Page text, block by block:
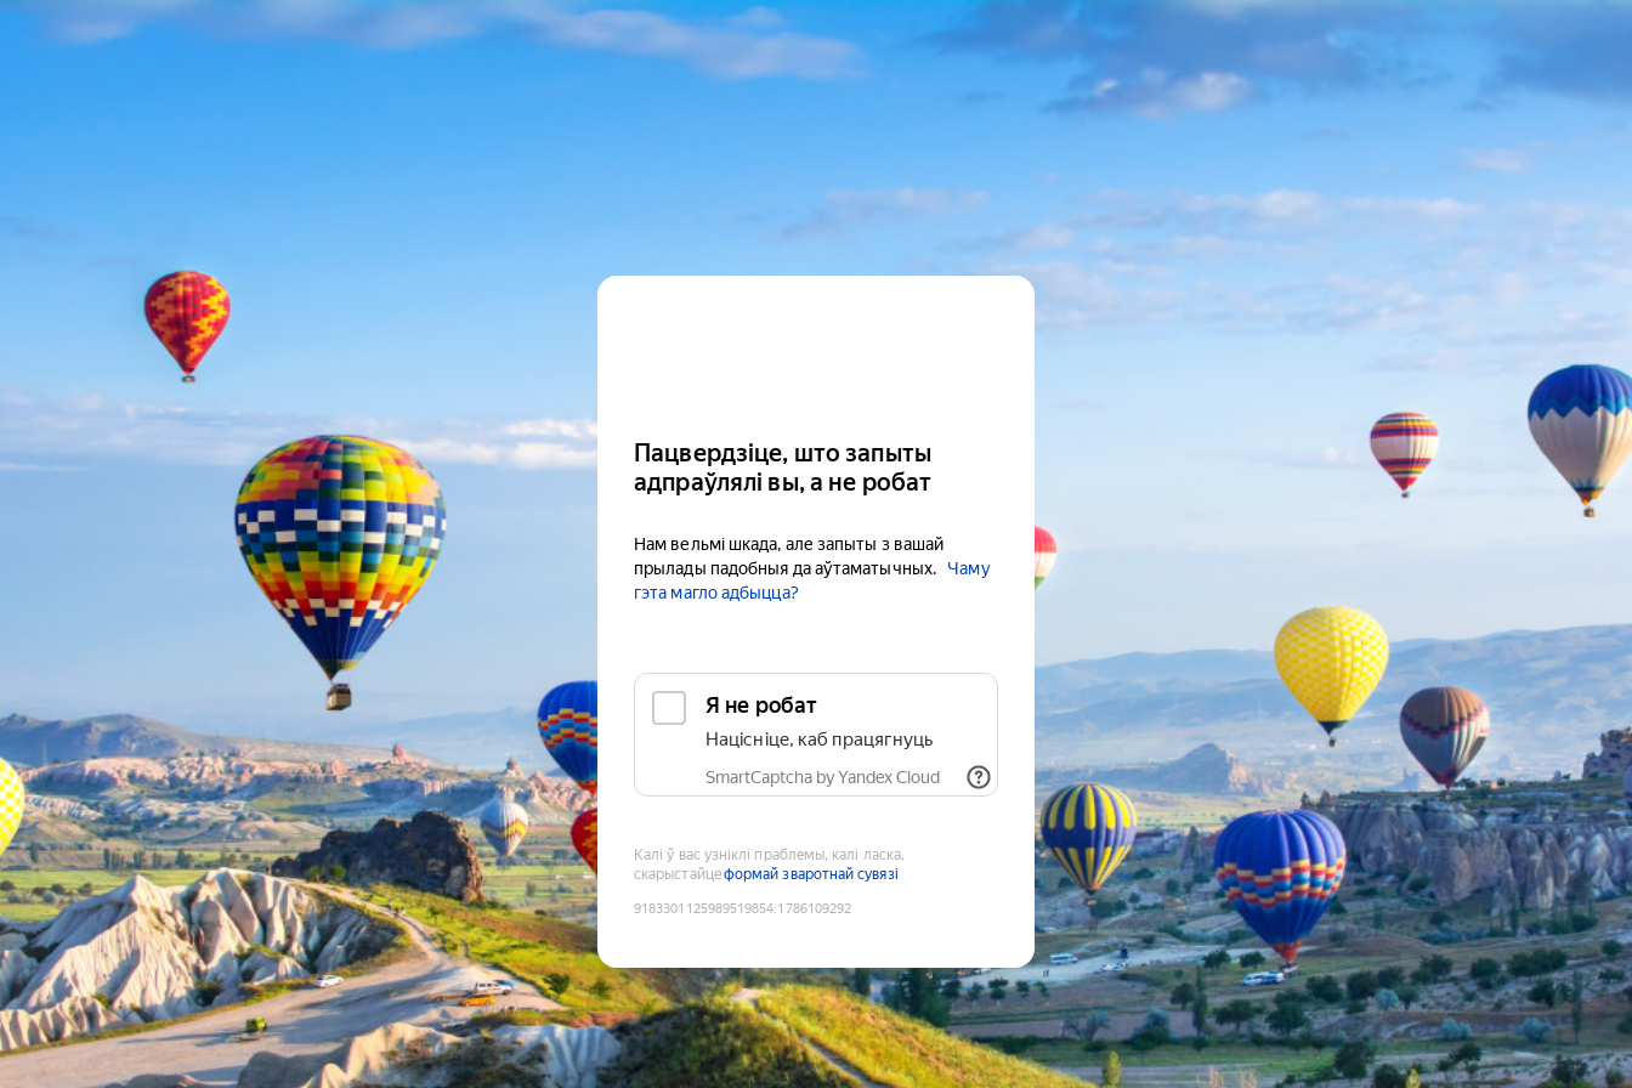
Пацвердзіце, што запыты
адпраўлялі вы, а не робат
Нам вельмі шкада, але запыты з вашай
прылады падобныя да аўтаматычных.
Чаму
гэта магло адбыцца?
Я не робат
Націсніце, каб працягнуць
SmartCaptcha by Yandex Cloud
Калі ў вас узніклі праблемы, калі ласка,
скарыстайцеформай зваротнай сувязі
9183301125989519854:1786109292